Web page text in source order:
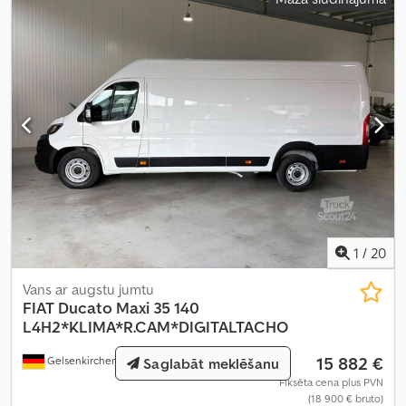
1 / 20
Gelsenkirchen 1 283 km
Vans ar augstu jumtu
FIAT Ducato Maxi 35 140
L4H2*KLIMA*R.CAM*DIGITALTACHO
15 882 €
Fiksēta cena plus PVN
(18 900 € bruto)
Saglabāt meklēšanu